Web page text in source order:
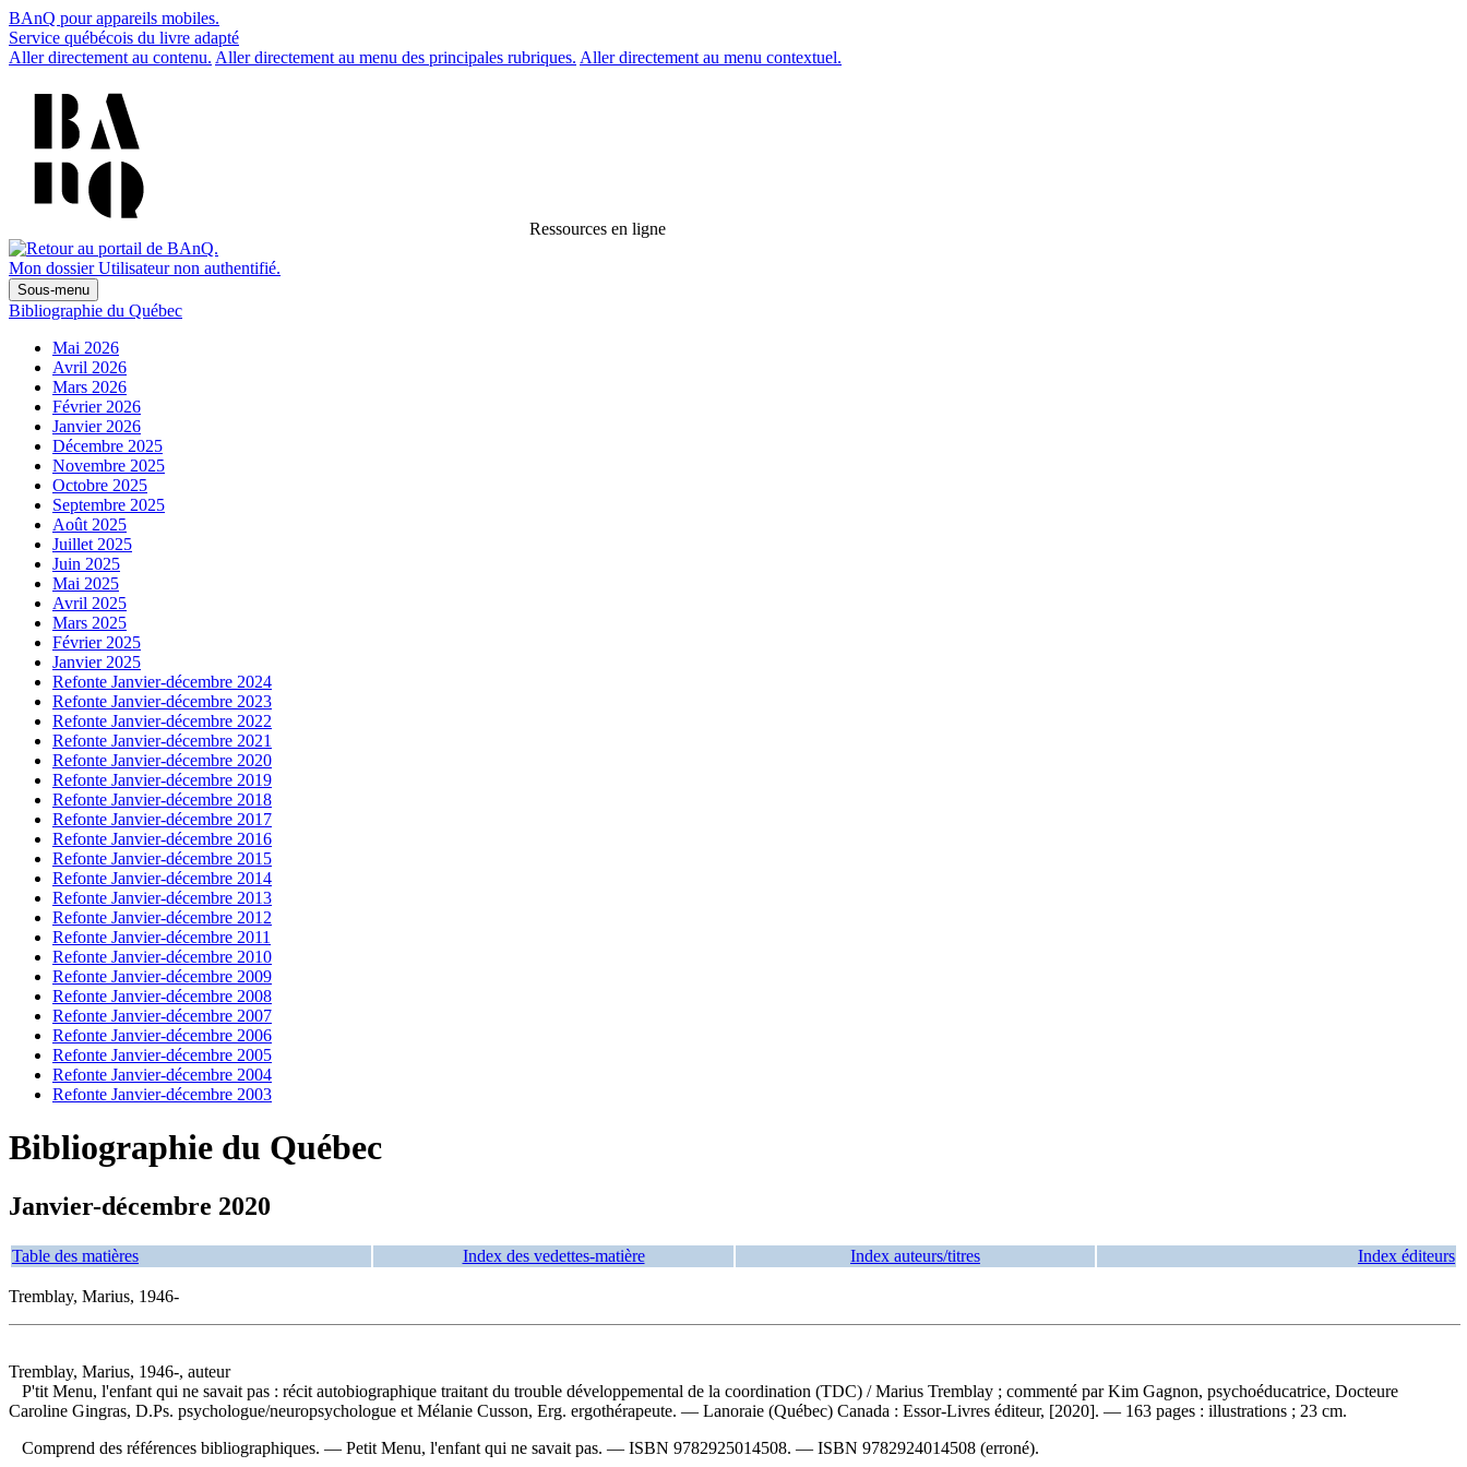
BAnQ pour appareils mobiles.
Service québécois du livre adapté
Aller directement au contenu. Aller directement au menu des principales rubriques. Aller directement au menu contextuel.
Ressources en ligne
Mon dossier Utilisateur non authentifié.
Sous-menu
Bibliographie du Québec
Mai 2026
Avril 2026
Mars 2026
Février 2026
Janvier 2026
Décembre 2025
Novembre 2025
Octobre 2025
Septembre 2025
Août 2025
Juillet 2025
Juin 2025
Mai 2025
Avril 2025
Mars 2025
Février 2025
Janvier 2025
Refonte Janvier-décembre 2024
Refonte Janvier-décembre 2023
Refonte Janvier-décembre 2022
Refonte Janvier-décembre 2021
Refonte Janvier-décembre 2020
Refonte Janvier-décembre 2019
Refonte Janvier-décembre 2018
Refonte Janvier-décembre 2017
Refonte Janvier-décembre 2016
Refonte Janvier-décembre 2015
Refonte Janvier-décembre 2014
Refonte Janvier-décembre 2013
Refonte Janvier-décembre 2012
Refonte Janvier-décembre 2011
Refonte Janvier-décembre 2010
Refonte Janvier-décembre 2009
Refonte Janvier-décembre 2008
Refonte Janvier-décembre 2007
Refonte Janvier-décembre 2006
Refonte Janvier-décembre 2005
Refonte Janvier-décembre 2004
Refonte Janvier-décembre 2003
Bibliographie du Québec
Janvier-décembre 2020
Table des matières Index des vedettes-matière Index auteurs/titres Index éditeurs
Tremblay, Marius, 1946-
Tremblay, Marius, 1946-, auteur
P'tit Menu, l'enfant qui ne savait pas : récit autobiographique traitant du trouble développemental de la coordination (TDC) / Marius Tremblay ; commenté par Kim Gagnon, psychoéducatrice, Docteure
Caroline Gingras, D.Ps. psychologue/neuropsychologue et Mélanie Cusson, Erg. ergothérapeute. — Lanoraie (Québec) Canada : Essor-Livres éditeur, [2020]. — 163 pages : illustrations ; 23 cm.
Comprend des références bibliographiques. — Petit Menu, l'enfant qui ne savait pas. — ISBN 9782925014508. — ISBN 9782924014508 (erroné).